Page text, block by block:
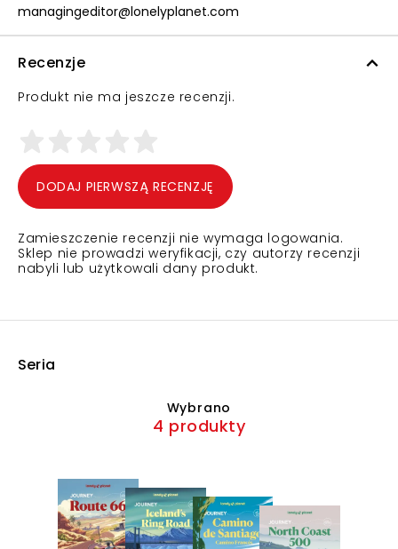
managingeditor@lonelyplanet.com
Recenzje
Produkt nie ma jeszcze recenzji.
DODAJ PIERWSZĄ RECENZJĘ
Zamieszczenie recenzji nie wymaga logowania.
Sklep nie prowadzi weryfikacji, czy autorzy recenzji
nabyli lub użytkowali dany produkt.
Seria
Wybrano
4 produkty